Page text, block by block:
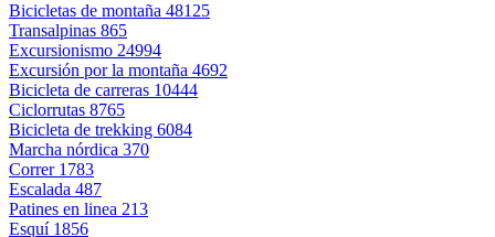
Bicicletas de montaña 48125
Transalpinas 865
Excursionismo 24994
Excursión por la montaña 4692
Bicicleta de carreras 10444
Ciclorrutas 8765
Bicicleta de trekking 6084
Marcha nórdica 370
Correr 1783
Escalada 487
Patines en linea 213
Esquí 1856